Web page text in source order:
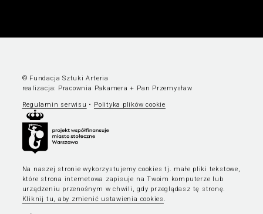
© Fundacja Sztuki Arteria
realizacja: Pracownia Pakamera + Pan Przemysław
Regulamin serwisu • Polityka plików cookie
Na naszej stronie wykorzystujemy cookies tj. małe pliki tekstowe,
które strona internetowa zapisuje na Twoim komputerze lub
urządzeniu przenośnym w chwili, gdy przeglądasz tę stronę.
Kliknij tu, aby zmienić ustawienia cookies.